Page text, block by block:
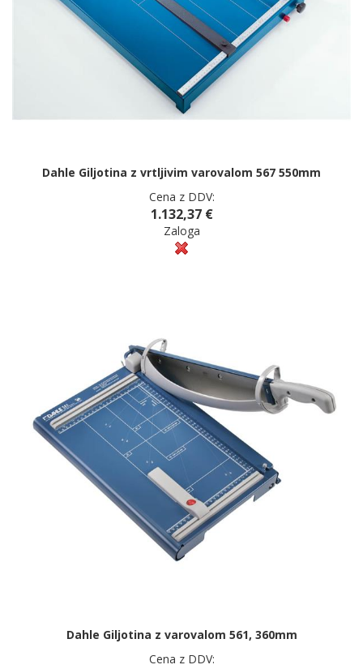
Dahle Giljotina z vrtljivim varovalom 567 550mm
Cena z DDV:
1.132,37 €
Zaloga
Dahle Giljotina z varovalom 561, 360mm
Cena z DDV: